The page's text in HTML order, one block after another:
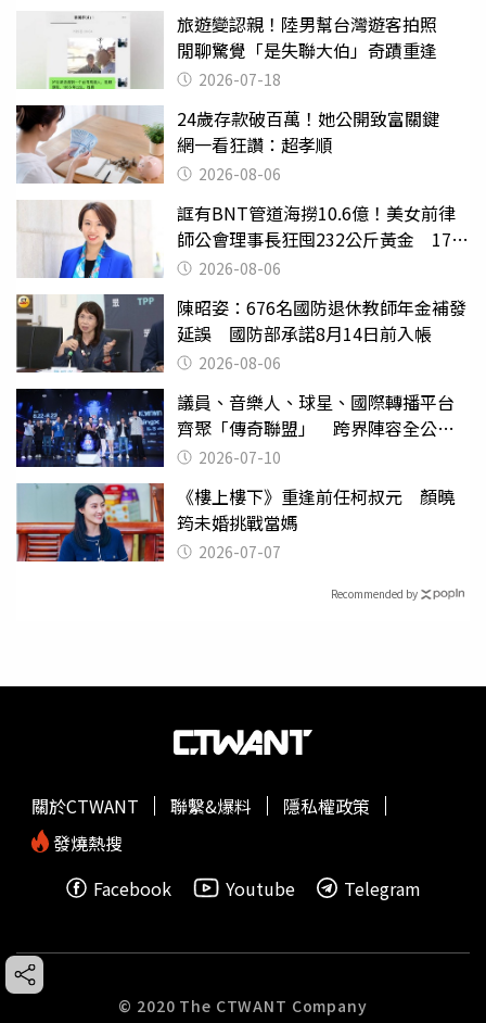
旅遊變認親！陸男幫台灣遊客拍照
閒聊驚覺「是失聯大伯」奇蹟重逢
2026-07-18
24歲存款破百萬！她公開致富關鍵
網一看狂讚：超孝順
2026-08-06
誆有BNT管道海撈10.6億！美女前律
師公會理事長狂囤232公斤黃金 17人
遭起訴
2026-08-06
陳昭姿：676名國防退休教師年金補發
延誤 國防部承諾8月14日前入帳
2026-08-06
議員、音樂人、球星、國際轉播平台
齊聚「傳奇聯盟」 跨界陣容全公
開 劍指亞洲新傳奇聯賽
2026-07-10
《樓上樓下》重逢前任柯叔元 顏曉
筠未婚挑戰當媽
2026-07-07
Recommended by
關於CTWANT 聯繫&爆料
隱私權政策
發燒熱搜
Facebook
Youtube Telegram
© 2020 The CTWANT Company